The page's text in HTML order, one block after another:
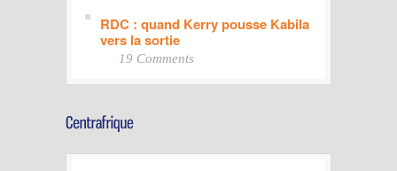
RDC : quand Kerry pousse Kabila
vers la sortie
19 Comments